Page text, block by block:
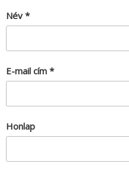
Név *
E-mail cím *
Honlap